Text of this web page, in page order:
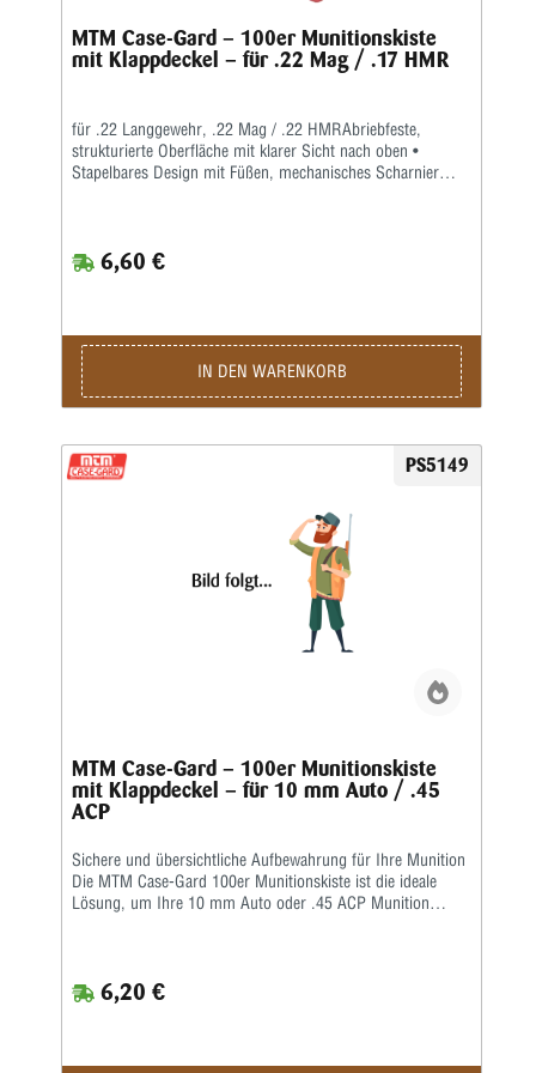
MTM Case-Gard – 100er Munitionskiste
mit Klappdeckel – für .22 Mag / .17 HMR
für .22 Langgewehr, .22 Mag / .22 HMRAbriebfeste,
strukturierte Oberfläche mit klarer Sicht nach oben •
Stapelbares Design mit Füßen, mechanisches Scharnier
organisieren müssen. Die P-100-Serie verfügt über eine
abriebfeste, strukturierte Oberfläche, einen
6,60 €
IN DEN WARENKORB
PS5149
MTM Case-Gard – 100er Munitionskiste
mit Klappdeckel – für 10 mm Auto / .45
ACP
Sichere und übersichtliche Aufbewahrung für Ihre Munition
Die MTM Case-Gard 100er Munitionskiste ist die ideale
Lösung, um Ihre 10 mm Auto oder .45 ACP Munition
Langlebigkeit und Funktionalität legen. Robust, stapelbar
und langlebig Die MTM Case-Gard 100er Munitionskiste
6,20 €